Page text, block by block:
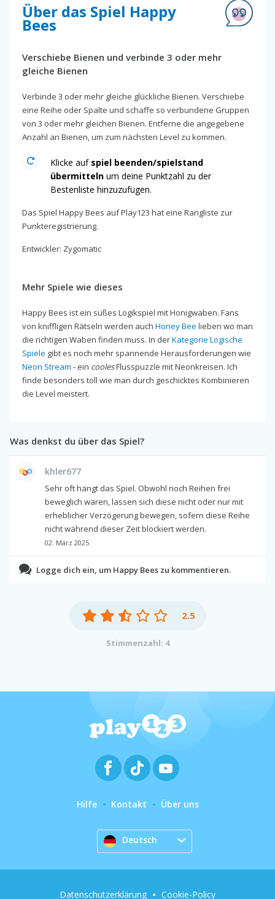
Über das Spiel Happy
Bees
Verschiebe Bienen und verbinde 3 oder mehr
gleiche Bienen
Verbinde 3 oder mehr gleiche glückliche Bienen. Verschiebe
eine Reihe oder Spalte und schaffe so verbundene Gruppen
von 3 oder mehr gleichen Bienen. Entferne die angegebene
Anzahl an Bienen, um zum nächsten Level zu kommen.
Klicke auf spiel beenden/spielstand
übermitteln um deine Punktzahl zu der
Bestenliste hinzuzufügen.
Das Spiel Happy Bees auf Play123 hat eine Rangliste zur
Punkteregistrierung.
Entwickler: Zygomatic
Mehr Spiele wie dieses
Happy Bees ist ein süßes Logikspiel mit Honigwaben. Fans
von kniffligen Rätseln werden auch Honey Bee lieben wo man
die richtigen Waben finden muss. In derKategorie Logische
Spiele gibt es noch mehr spannende Herausforderungen wie
Neon Stream - ein coolesFlusspuzzle mit Neonkreisen. Ich
finde besonders toll wie man durch geschicktes Kombinieren
die Level meistert.
Was denkst du über das Spiel?
khler677
Sehr oft hängt das Spiel. Obwohl noch Reihen frei
beweglich wären, lassen sich diese nicht oder nur mit
erheblicher Verzögerung bewegen, sofern diese Reihe
nicht während dieser Zeit blockiert werden.
02. März 2025
Logge dich ein, um Happy Bees zu kommentieren.
2.5
Stimmenzahl: 4
Hilfe Kontakt Über uns
Deutsch
Datenschutzerklärung Cookie-Policy